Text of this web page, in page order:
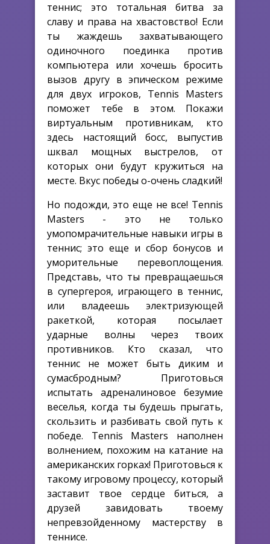
теннис; это тотальная битва за
славу и права на хвастовство! Если
ты жаждешь захватывающего
одиночного поединка против
компьютера или хочешь бросить
вызов другу в эпическом режиме
для двух игроков, Tennis Masters
поможет тебе в этом. Покажи
виртуальным противникам, кто
здесь настоящий босс, выпустив
шквал мощных выстрелов, от
которых они будут кружиться на
месте. Вкус победы о-очень сладкий!
Но подожди, это еще не все! Tennis
Masters - это не только
умопомрачительные навыки игры в
теннис; это еще и сбор бонусов и
уморительные перевоплощения.
Представь, что ты превращаешься
в супергероя, играющего в теннис,
или владеешь электризующей
ракеткой, которая посылает
ударные волны через твоих
противников. Кто сказал, что
теннис не может быть диким и
сумасбродным? Приготовься
испытать адреналиновое безумие
веселья, когда ты будешь прыгать,
скользить и разбивать свой путь к
победе. Tennis Masters наполнен
волнением, похожим на катание на
американских горках! Приготовься к
такому игровому процессу, который
заставит твое сердце биться, а
друзей завидовать твоему
непревзойденному мастерству в
теннисе.